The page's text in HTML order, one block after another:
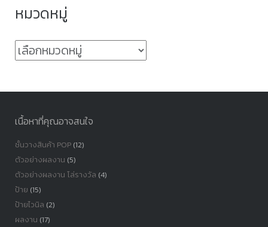
หมวดหมู่
หมวด
เนื้อหาที่คุณอาจสนใจ
ชั้นวางสินค้า POP(12)
ตัวอย่างผลงาน (5)
ตัวอย่างผลงาน โล่รางวัล (4)
ป้าย (15)
ป้ายไวนิล (2)
ผลงาน (17)